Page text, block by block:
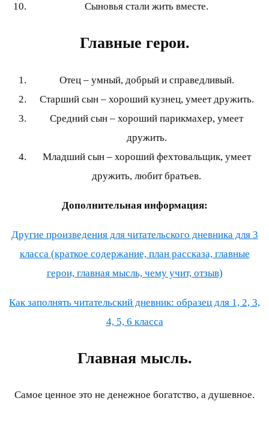
Сыновья стали жить вместе.
Главные герои.
Отец – умный, добрый и справедливый.
Старший сын – хороший кузнец, умеет дружить.
Средний сын – хороший парикмахер, умеет
дружить.
Младший сын – хороший фехтовальщик, умеет
дружить, любит братьев.
Дополнительная информация:
Другие произведения для читательского дневника для 3
класса (краткое содержание, план рассказа, главные
герои, главная мысль, чему учит, отзыв)
Как заполнять читательский дневник: образец для 1, 2, 3,
4, 5, 6 класса
Главная мысль.
Самое ценное это не денежное богатство, а душевное.